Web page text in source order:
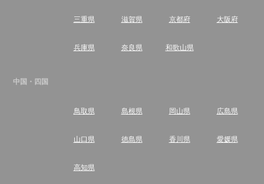
三重県 滋賀県 京都府 大阪府
兵庫県 奈良県 和歌山県
中国・四国
鳥取県 島根県 岡山県 広島県
山口県 徳島県 香川県 愛媛県
高知県